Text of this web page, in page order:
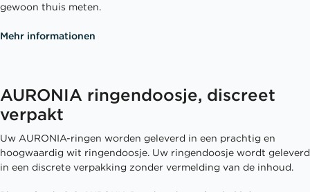
gewoon thuis meten.
Mehr informationen
AURONIA ringendoosje, discreet
verpakt
Uw AURONIA-ringen worden geleverd in een prachtig en
hoogwaardig wit ringendoosje. Uw ringendoosje wordt geleverd
in een discrete verpakking zonder vermelding van de inhoud.